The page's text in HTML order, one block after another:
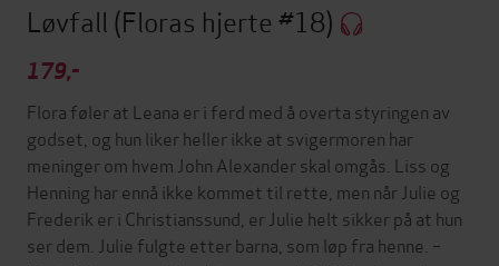
Løvfall (Floras hjerte #18)
179,-
Flora føler at Leana er i ferd med å overta styringen av
godset, og hun liker heller ikke at svigermoren har
meninger om hvem John Alexander skal omgås. Liss og
Henning har ennå ikke kommet til rette, men når Julie og
Frederik er i Christianssund, er Julie helt sikker på at hun
ser dem. Julie fulgte etter barna, som løp fra henne. –